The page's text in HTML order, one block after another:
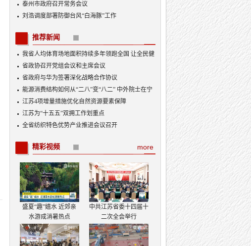
泰州市政府召开常务会议
刘浩调度部署防御台风“白海豚”工作
推荐新闻
我省人均体育场地面积持续多年领跑全国 让全民健
身融入日常成为风尚
省政协召开党组会议和主席会议
省政府与华为签署深化战略合作协议
能源消费结构如何从“二八”变“八二” 中外院士在宁
探讨新型能源体系建设
江苏4项增量措施优化自然资源要素保障
江苏为“十五五”双拥工作划重点
全省纺织特色优势产业推进会议召开
more
精彩视频
盛夏“趣”嬉水 近郊亲
水游成消暑热点
中共江苏省委十四届十
二次全会举行